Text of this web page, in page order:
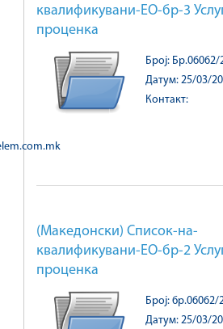
квалификувани-ЕО-бр-3
проценка
Број: Бр.06062/
Датум: 25/03/
Контакт:
(Македонски) Список-на-
квалификувани-ЕО-бр-2
проценка
Број: бр.06062/
Датум: 25/03/